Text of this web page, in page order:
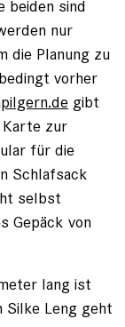
beiden sind
nur
die Planung zu
vorher
gibt
Karte zur
für die
Schlafsack
selbst
Gepäck von
lang ist
Silke Leng geht